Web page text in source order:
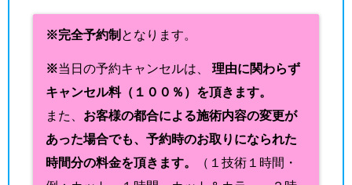
※完全予約制 となります。
※当日の予約キャンセルは、 理由に関わらず
キャンセル料（１００％）を頂きます。
また、 お客様の都合による施術内容の変更が
あった場合でも、予約時のお取りになられた
時間分の料金を頂きます。
（１技術１時間・